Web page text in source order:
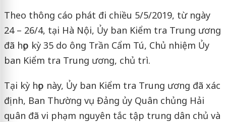
Theo thông cáo phát đi chiều 5/5/2019, từ ngày
24 – 26/4, tại Hà Nội, Ủy ban Kiểm tra Trung ương
đã họp kỳ 35 do ông Trần Cẩm Tú, Chủ nhiệm Ủy
ban Kiểm tra Trung ương, chủ trì.
Tại kỳ họp này, Ủy ban Kiểm tra Trung ương đã xác
định, Ban Thường vụ Đảng ủy Quân chủng Hải
quân đã vi phạm nguyên tắc tập trung dân chủ và